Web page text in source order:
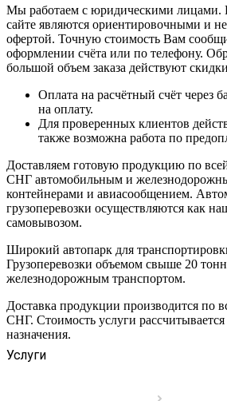
Мы работаем с юридическими лицами.
сайте являются ориентировочными и
офертой. Точную стоимость Вам
оформлении счёта или по телефону.
большой объем заказа действуют
Оплата на расчётный счёт через
на оплату.
Для проверенных клиентов
также возможна работа по
Доставляем готовую продукцию по
СНГ автомобильным и
контейнерами и авиасообщением.
грузоперевозки осуществляются как
самовывозом.
Широкий автопарк для
Грузоперевозки объемом свыше 20
железнодорожным транспортом.
Доставка продукции производится по
СНГ. Стоимость услуги
назначения.
Услуги